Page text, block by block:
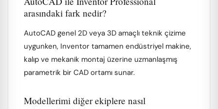
arasındaki fark nedir?
AutoCAD genel 2D veya 3D amaçlı teknik çizime
uygunken, Inventor tamamen endüstriyel makine,
kalıp ve mekanik montaj üzerine uzmanlaşmış
parametrik bir CAD ortamı sunar.
Modellerimi diğer ekiplere nasıl